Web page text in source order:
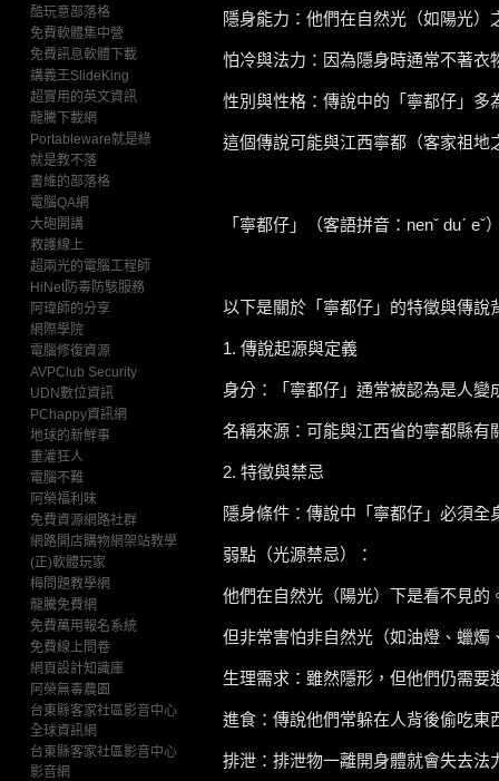
酷玩意部落格
免費軟體集中營
免費訊息軟體下載
講義王SlideKing
超實用的英文資訊
龍騰下載網
Portableware就是綠
就是教不落
書維的部落格
電腦QA網
大砲開講
救護線上
超兩光的電腦工程師
HiNet防毒防駭服務
阿瑋師的分享
網際學院
電腦修復資源
AVPClub Security
UDN數位資訊
PChappy資訊網
地球的新鮮事
重灌狂人
電腦不難
阿榮福利味
免費資源網路社群
網路開店購物網架站教學
(正)軟體玩家
梅問題教學網
龍騰免費網
免費萬用報名系統
免費線上問卷
網頁設計知識庫
阿榮無毒農園
台東縣客家社區影音中心
全球資訊網
台東縣客家社區影音中心
影音網
隱身能力：他們在自然光（如陽光
怕冷與法力：因為隱身時通常不著衣
性別與性格：傳說中的「寧都仔」多
這個傳說可能與江西寧都（客家祖地
「寧都仔」（客語拼音：nenˇ duˊ
以下是關於「寧都仔」的特徵與傳說
1. 傳說起源與定義
身分：「寧都仔」通常被認為是人變
名稱來源：可能與江西省的寧都縣有
2. 特徵與禁忌
隱身條件：傳說中「寧都仔」必須全
弱點（光源禁忌）：
他們在自然光（陽光）下是看不見的
但非常害怕非自然光（如油燈、蠟燭
生理需求：雖然隱形，但他們仍需要
進食：傳說他們常躲在人背後偷吃東
排泄：排泄物一離開身體就會失去法